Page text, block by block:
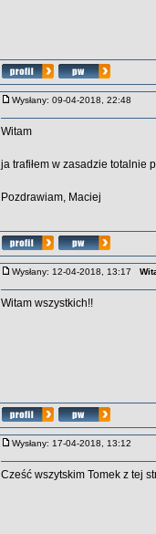
Wysłany: 09-04-2018, 22:48
Witam
ja trafiłem w zasadzie totalnie
Pozdrawiam, Maciej
Wysłany: 12-04-2018, 13:17
Witam wszystkich!!
Wysłany: 17-04-2018, 13:12
Cześć wszytskim Tomek z tej